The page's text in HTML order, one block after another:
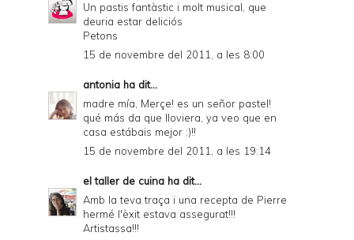
Un pastis fantàstic i molt musical, que
deuria estar deliciós
Petons
15 de novembre del 2011, a les 8:00
antonia ha dit...
madre mía, Merçe! es un señor pastel!
qué más da que lloviera, ya veo que en
casa estábais mejor :)!!
15 de novembre del 2011, a les 19:14
el taller de cuina ha dit...
Amb la teva traça i una recepta de Pierre
hermé l'èxit estava assegurat!!!
Artistassa!!!